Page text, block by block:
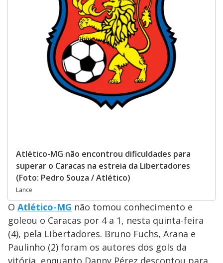
Atlético-MG não encontrou dificuldades para
superar o Caracas na estreia da Libertadores
(Foto: Pedro Souza / Atlético)
Lance
O Atlético-MG não tomou conhecimento e
goleou o Caracas por 4 a 1, nesta quinta-feira
(4), pela Libertadores. Bruno Fuchs, Arana e
Paulinho (2) foram os autores dos gols da
vitória, enquanto Danny Pérez descontou para